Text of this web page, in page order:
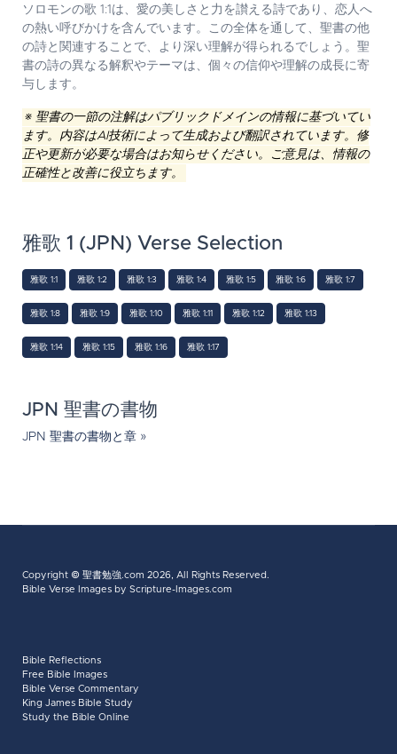
ソロモンの歌 1:1は、愛の美しさと力を讃える詩であり、恋人へ
の熱い呼びかけを含んでいます。この全体を通して、聖書の他
の詩と関連することで、より深い理解が得られるでしょう。聖
書の詩の異なる解釈やテーマは、個々の信仰や理解の成長に寄
与します。
※ 聖書の一節の注解はパブリックドメインの情報に基づいてい
ます。内容はAI技術によって生成および翻訳されています。修
正や更新が必要な場合はお知らせください。ご意見は、情報の
正確性と改善に役立ちます。
雅歌 1 (JPN) Verse Selection
雅歌 1:1 雅歌 1:2 雅歌 1:3 雅歌 1:4 雅歌 1:5 雅歌 1:6 雅歌 1:7
雅歌 1:8 雅歌 1:9 雅歌 1:10 雅歌 1:11 雅歌 1:12 雅歌 1:13
雅歌 1:14 雅歌 1:15 雅歌 1:16 雅歌 1:17
JPN 聖書の書物
JPN 聖書の書物と章 »
Copyright © 聖書勉強.com 2026, All Rights Reserved.
Bible Verse Images by Scripture-Images.com
Bible Reflections
Free Bible Images
Bible Verse Commentary
King James Bible Study
Study the Bible Online